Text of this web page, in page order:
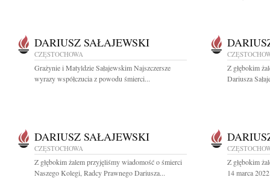
DARIUSZ SAŁAJEWSKI
CZĘSTOCHOWA
Grażynie i Matyldzie Sałajewskim Najszczersze
wyrazy współczucia z powodu śmierci...
Z głębokim
Dariusza
DARIUSZ SAŁAJEWSKI
CZĘSTOCHOWA
Z głębokim żalem przyjęliśmy wiadomość o śmierci
Naszego Kolegi, Radcy Prawnego Dariusza...
Z głębokim
14 marca